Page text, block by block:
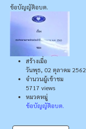
ข้อบัญญัติอบต.
สร้างเมื่อ
วันพุธ, 02 ตุลาคม 2562
จำนวนผู้เข้าชม
5717 views
หมวดหมู่
ข้อบัญญัติอบต.